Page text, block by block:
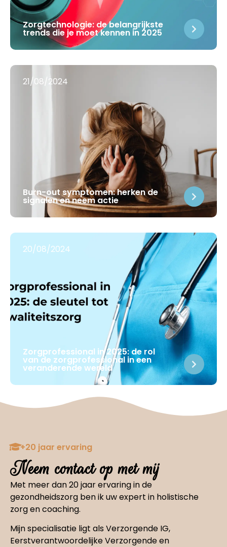
Zorgtechnologie: de belangrijkste
trends die je moet kennen in 2025
21/08/2024
Burn-out symptomen: herken de
signalen en neem actie
20/08/2024
Zorgprofessional in 2025: de rol
van de zorgprofessional in een
veranderende wereld
+20 jaar ervaring
Neem contact op met mij
Met meer dan 20 jaar ervaring in de
gezondheidszorg ben ik uw expert in holistische
zorg en coaching.
Mijn specialisatie ligt als Verzorgende IG,
Eerstverantwoordelijke Verzorgende en